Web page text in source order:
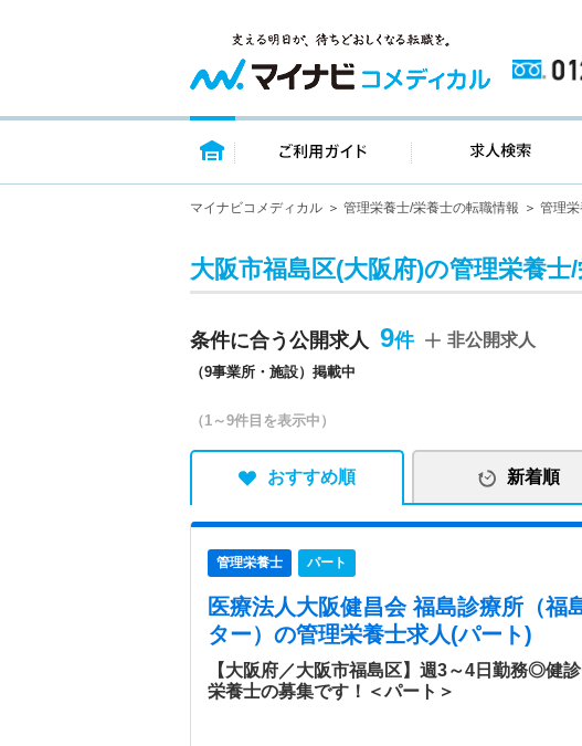
トップページ ご利用ガイド
マイナビコメディカル 管理栄養士/栄養士の転職情報 管理
大阪市福島区(大阪府)の管理栄養士
条件に合う公開求人 9
（9事業所・施設）掲載中
非公開求人
（1～9件目を表示中）
おすすめ順 新着順
管理栄養士 パート
医療法人大阪健昌会 福島診療所（福
ター） の管理栄養士求人(パート)
【大阪府／大阪市福島区】週3～4日勤務◎健
栄養士の募集です！＜パート＞